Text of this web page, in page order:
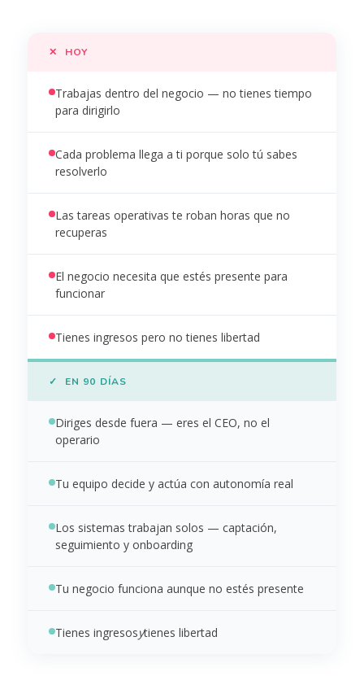
✕ HOY
Trabajas dentro del negocio — no tienes tiempo
para dirigirlo
Cada problema llega a ti porque solo tú sabes
resolverlo
Las tareas operativas te roban horas que no
recuperas
El negocio necesita que estés presente para
funcionar
Tienes ingresos pero no tienes libertad
✓ EN 90 DÍAS
Diriges desde fuera — eres el CEO, no el
operario
Tu equipo decide y actúa con autonomía real
Los sistemas trabajan solos — captación,
seguimiento y onboarding
Tu negocio funciona aunque no estés presente
Tienes ingresosytienes libertad